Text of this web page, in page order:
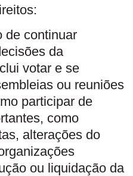
de continuar
da
votar e se
ou reuniões
participar de
como
alterações do
ou liquidação da